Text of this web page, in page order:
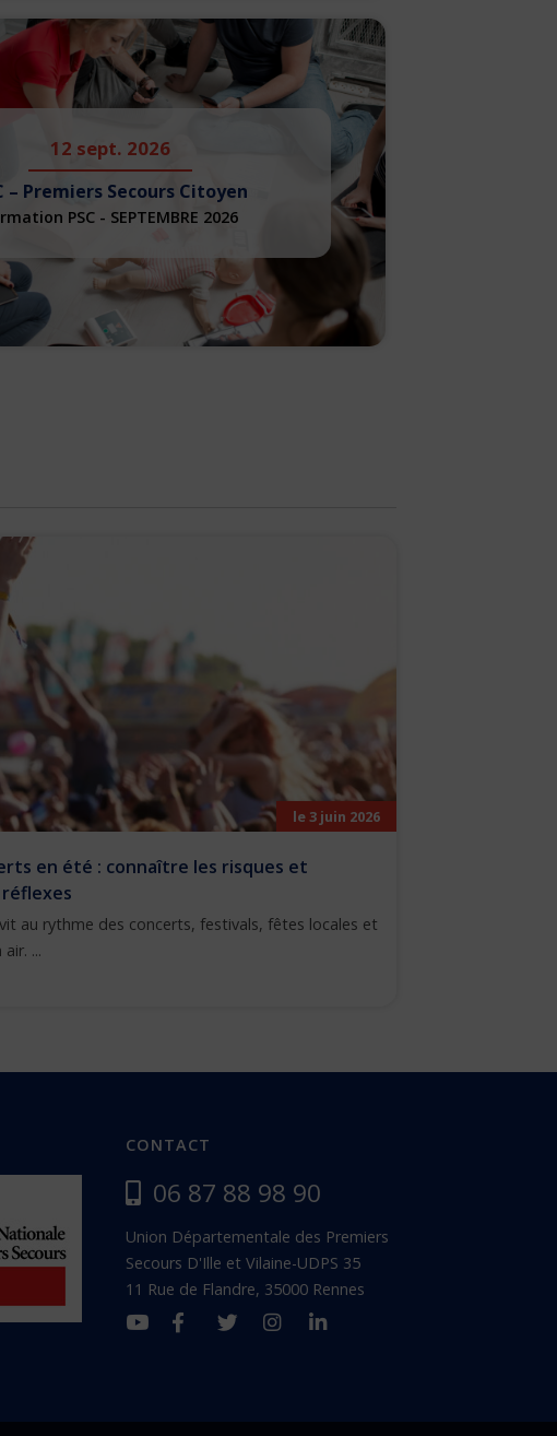
12 sept. 2026
– Premiers Secours Citoyen
PSC - SEPTEMBRE 2026
le 3 juin 2026
en été : connaître les risques et
vit au rythme des concerts, festivals, fêtes locales et
...
CONTACT
06 87 88 98 90
Union Départementale des Premiers
Secours D'Ille et Vilaine-UDPS 35
11 Rue de Flandre, 35000 Rennes